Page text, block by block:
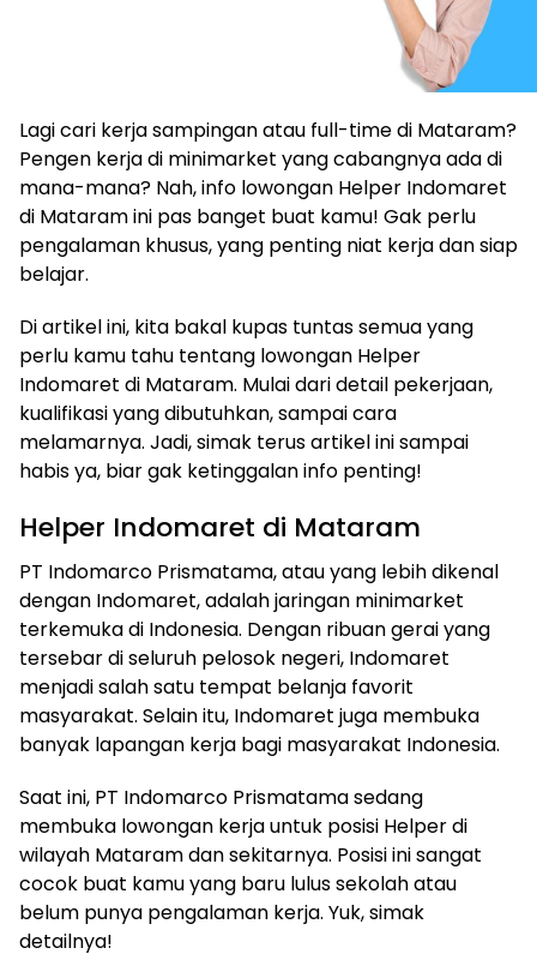
Lagi cari kerja sampingan atau full-time di Mataram?
Pengen kerja di minimarket yang cabangnya ada di
mana-mana? Nah, info lowongan Helper Indomaret
di Mataram ini pas banget buat kamu! Gak perlu
pengalaman khusus, yang penting niat kerja dan siap
belajar.
Di artikel ini, kita bakal kupas tuntas semua yang
perlu kamu tahu tentang lowongan Helper
Indomaret di Mataram. Mulai dari detail pekerjaan,
kualifikasi yang dibutuhkan, sampai cara
melamarnya. Jadi, simak terus artikel ini sampai
habis ya, biar gak ketinggalan info penting!
Helper Indomaret di Mataram
PT Indomarco Prismatama, atau yang lebih dikenal
dengan Indomaret, adalah jaringan minimarket
terkemuka di Indonesia. Dengan ribuan gerai yang
tersebar di seluruh pelosok negeri, Indomaret
menjadi salah satu tempat belanja favorit
masyarakat. Selain itu, Indomaret juga membuka
banyak lapangan kerja bagi masyarakat Indonesia.
Saat ini, PT Indomarco Prismatama sedang
membuka lowongan kerja untuk posisi Helper di
wilayah Mataram dan sekitarnya. Posisi ini sangat
cocok buat kamu yang baru lulus sekolah atau
belum punya pengalaman kerja. Yuk, simak
detailnya!